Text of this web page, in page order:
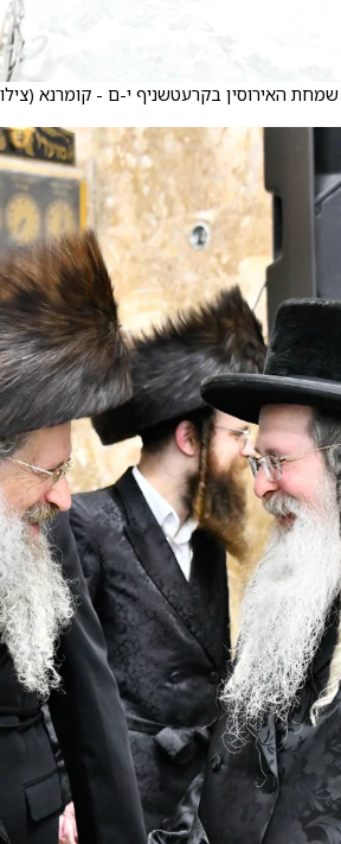
שמחת האירוסין בקרעטשניף י-ם - קומרנא (